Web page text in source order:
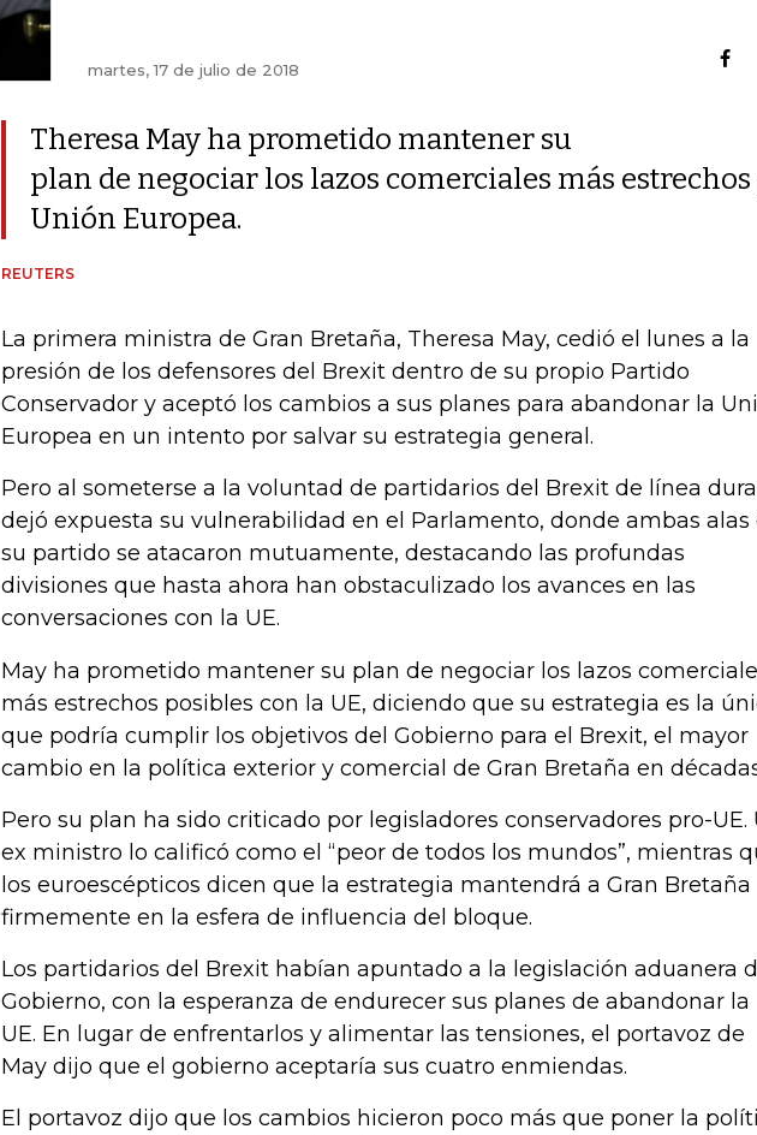
martes, 17 de julio de 2018
Theresa May ha prometido mantener su
plan de negociar los lazos comerciales más
Unión Europea.
REUTERS
La primera ministra de Gran Bretaña, Theresa May, cedió el lunes a la
presión de los defensores del Brexit dentro de su propio Partido
Conservador y aceptó los cambios a sus planes para abandonar la
Europea en un intento por salvar su estrategia general.
Pero al someterse a la voluntad de partidarios del Brexit de línea dura
dejó expuesta su vulnerabilidad en el Parlamento, donde ambas alas
su partido se atacaron mutuamente, destacando las profundas
divisiones que hasta ahora han obstaculizado los avances en las
conversaciones con la UE.
May ha prometido mantener su plan de negociar los lazos
más estrechos posibles con la UE, diciendo que su estrategia es la
que podría cumplir los objetivos del Gobierno para el Brexit, el mayor
cambio en la política exterior y comercial de Gran Bretaña en
Pero su plan ha sido criticado por legisladores conservadores pro-UE.
ex ministro lo calificó como el “peor de todos los mundos”, mientras
los euroescépticos dicen que la estrategia mantendrá a Gran Bretaña
firmemente en la esfera de influencia del bloque.
Los partidarios del Brexit habían apuntado a la legislación aduanera
Gobierno, con la esperanza de endurecer sus planes de abandonar la
UE. En lugar de enfrentarlos y alimentar las tensiones, el portavoz de
May dijo que el gobierno aceptaría sus cuatro enmiendas.
El portavoz dijo que los cambios hicieron poco más que poner la